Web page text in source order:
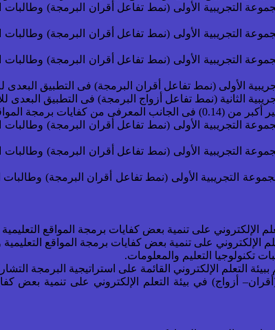
) بين متوسطي درجات طالبات المجموعة التجريبية الأولى (نمط تفاعل أقران
) بين متوسطي درجات طالبات المجموعة التجريبية الأولى (نمط تفاعل أقران
) بين متوسطي درجات طالبات المجموعة التجريبية الأولى (نمط تفاعل أقران
) بين متوسطي درجات طالبات المجموعة التجريبية الأولى (نمط تفاعل أقران
) بين متوسطي درجات طالبات المجموعة التجريبية الأولى (نمط تفاعل أقران
) بين متوسطي درجات طالبات المجموعة التجريبية الأولى (نمط تفاعل أقران
أزواج) في بيئة التعلم الإلكتروني على تنمية بعض